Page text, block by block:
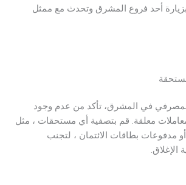
أحد فروع المشرق وتحدث مع ممثل
في المشرق، تأكد من عدم وجود
معلقة. قم بتصفية أي مستحقات ، مثل
مدفوعات بطاقات الائتمان ، لتجنب
الإغلاق.